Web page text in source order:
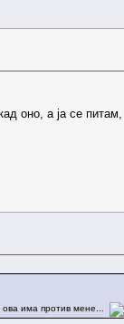
оно, а ја се
ова има против мене...